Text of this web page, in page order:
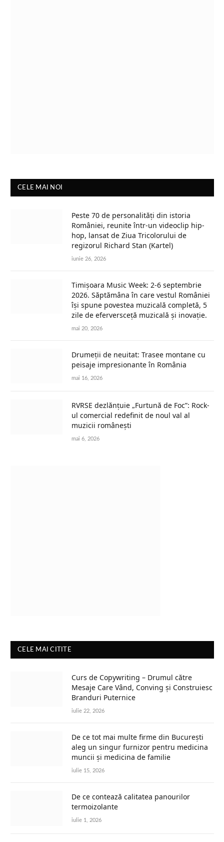
CELE MAI NOI
Peste 70 de personalități din istoria
României, reunite într-un videoclip hip-
hop, lansat de Ziua Tricolorului de
regizorul Richard Stan (Kartel)
iunie 26, 2026
Timișoara Music Week: 2-6 septembrie
2026. Săptămâna în care vestul României
își spune povestea muzicală completă, 5
zile de eferversceță muzicală și inovație.
mai 20, 2026
Drumeții de neuitat: Trasee montane cu
peisaje impresionante în România
mai 16, 2026
RVRSE dezlănțuie „Furtună de Foc”: Rock-
ul comercial redefinit de noul val al
muzicii românești
mai 6, 2026
CELE MAI CITITE
Curs de Copywriting – Drumul către
Mesaje Care Vând, Conving și Construiesc
Branduri Puternice
iulie 22, 2026
De ce tot mai multe firme din București
aleg un singur furnizor pentru medicina
muncii și medicina de familie
iulie 15, 2026
De ce contează calitatea panourilor
termoizolante
iulie 1, 2026